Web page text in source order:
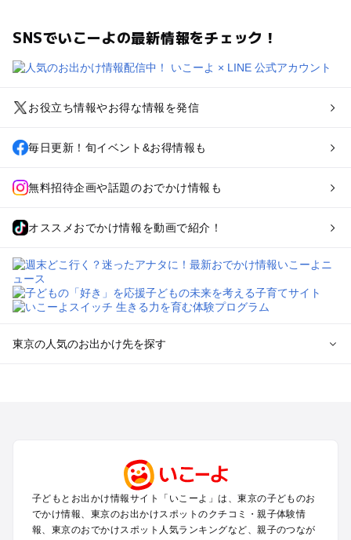
SNSでいこーよの最新情報をチェック！
お役立ち情報やお得な情報を発信
毎日更新！旬イベント&お得情報も
無料招待企画や話題のおでかけ情報も
オススメおでかけ情報を動画で紹介！
東京の人気のお出かけ先を探す
町田・相模原・愛川・上野原のプールお出かけ
渋谷・原宿・恵比寿・中目黒・自由が丘のプールお出かけ
池袋・赤羽・王子・巣鴨・目白・石神井のプールお出かけ
新宿・高田馬場・代々木・千駄ヶ谷のプールお出かけ
子どもとお出かけ情報サイト「いこーよ」は、東京の子どものお
でかけ情報、東京のお出かけスポットのクチコミ・親子体験情
報、東京のおでかけスポット人気ランキングなど、親子のつなが